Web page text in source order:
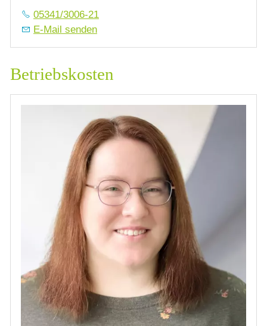
05341/3006-21
E-Mail senden
Betriebskosten